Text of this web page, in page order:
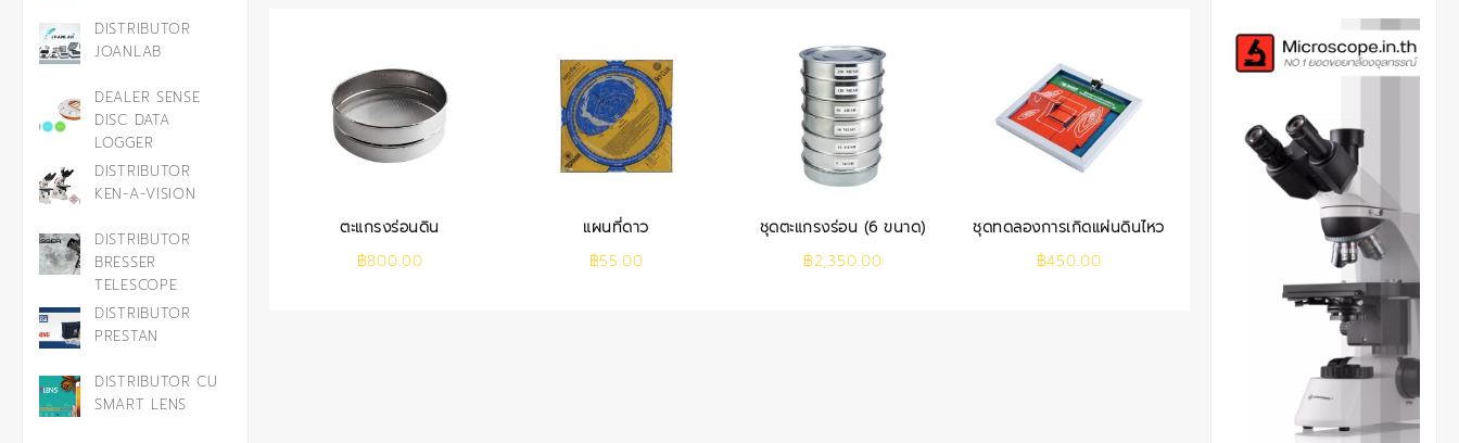
DISTRIBUTOR
JOANLAB
DEALER SENSE
DISC DATA
LOGGER
DISTRIBUTOR
KEN-A-VISION
DISTRIBUTOR
BRESSER
TELESCOPE
DISTRIBUTOR
PRESTAN
DISTRIBUTOR CU
SMART LENS
ตะแกรงร่อนดิน
฿800.00
แผนที่ดาว
฿55.00
ชุดตะแกรงร่อน (6 ขนาด)
฿2,350.00
ชุดทดลองการเกิดแผ่นดินไหว
฿450.00